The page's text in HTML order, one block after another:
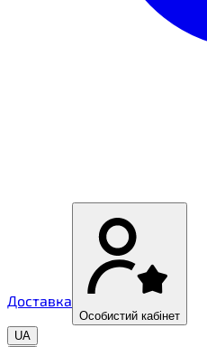
Доставка
Особистий кабінет
UA